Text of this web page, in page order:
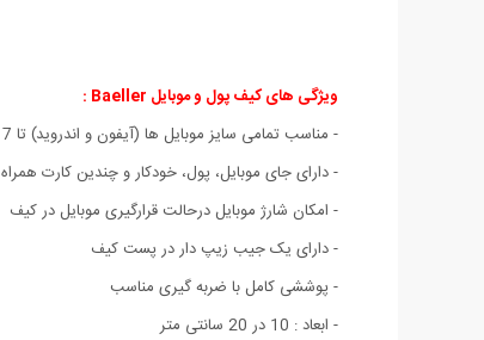
ویژگی های کیف پول و موبایل Baeller :
- مناسب تمامی سایز موبایل ها (آیفون و اندروید) تا 7 اینچ
- دارای جای موبایل، پول، خودکار و چندین کارت همراه
- امکان شارژ موبایل درحالت قرارگیری موبایل در کیف
- دارای یک جیب زیپ دار در پست کیف
- پوششی کامل با ضربه گیری مناسب
- ابعاد : 10 در 20 سانتی متر